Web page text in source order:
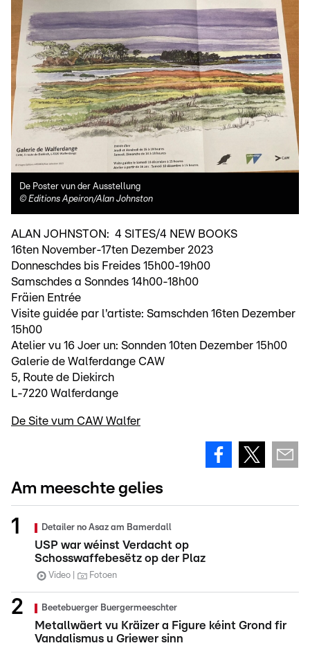
De Poster vun der Ausstellung
© Editions Apeiron/Alan Johnston
ALAN JOHNSTON: 4 SITES/4 NEW BOOKS
16ten November-17ten Dezember 2023
Donneschdes bis Freides 15h00-19h00
Samschdes a Sonndes 14h00-18h00
Fräien Entrée
Visite guidée par l'artiste: Samschden 16ten Dezember
15h00
Atelier vu 16 Joer un: Sonnden 10ten Dezember 15h00
Galerie de Walferdange CAW
5, Route de Diekirch
L-7220 Walferdange
De Site vum CAW Walfer
Am meeschte gelies
Detailer no Asaz am Bamerdall
USP war wéinst Verdacht op
Schosswaffebesëtz op der Plaz
Video Fotoen
Beetebuerger Buergermeeschter
Metallwäert vu Kräizer a Figure kéint Grond fir
Vandalismus u Griewer sinn